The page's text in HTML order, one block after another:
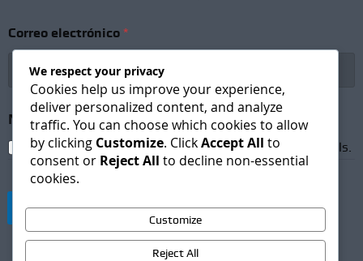
Correo electrónico *
u
b
s
Newsletter Subscription*
I agree to receive newsletters and promotional emails.
Suscribirse
We respect your privacy
Cookies help us improve your experience,
deliver personalized content, and analyze
traffic. You can choose which cookies to allow
by clicking Customize. ClickAccept All to
consent or Reject All to decline non-essential
cookies.
Customize
Reject All